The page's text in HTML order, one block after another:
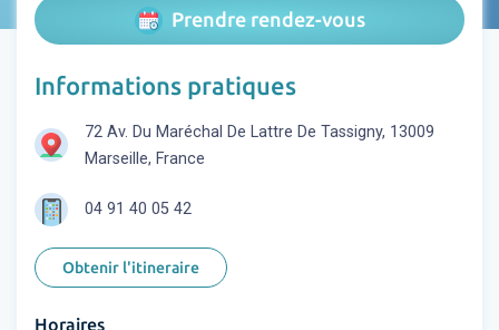
Prendre rendez-vous
Informations pratiques
72 Av. Du Maréchal De Lattre De Tassigny, 13009
Marseille, France
04 91 40 05 42
Obtenir l'itineraire
Horaires